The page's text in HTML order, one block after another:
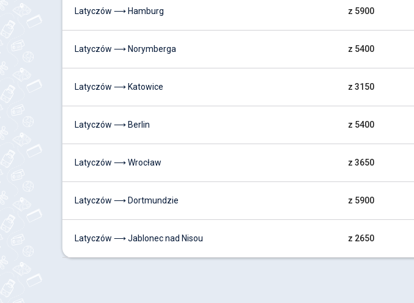
Latyczów ⟶ Hamburg z 5900
Latyczów ⟶ Norymberga z 5400
Latyczów ⟶ Katowice z 3150
Latyczów ⟶ Berlin z 5400
Latyczów ⟶ Wrocław z 3650
Latyczów ⟶ Dortmundzie z 5900
Latyczów ⟶ Jablonec nad Nisou z 2650